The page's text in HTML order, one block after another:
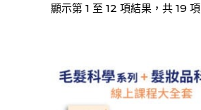
顯示第 1 至 12 項結果，共 19 項